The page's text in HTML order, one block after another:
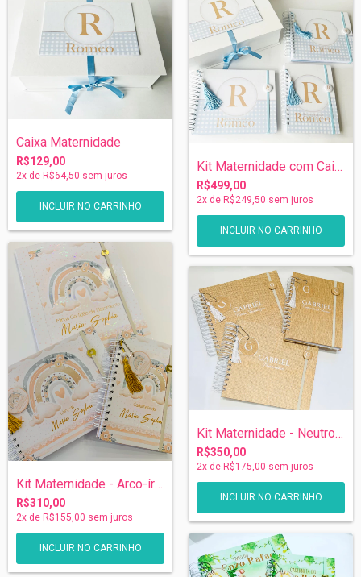
Caixa Maternidade
R$129,00
2x de R$64,50 sem juros
INCLUIR NO CARRINHO
Kit Maternidade com Caixa - Xadrez Azul
R$499,00
2x de R$249,50 sem juros
INCLUIR NO CARRINHO
Kit Maternidade - Arco-íris
R$310,00
2x de R$155,00 sem juros
Kit Maternidade - Neutro - Escolha sua C...
R$350,00
2x de R$175,00 sem juros
INCLUIR NO CARRINHO